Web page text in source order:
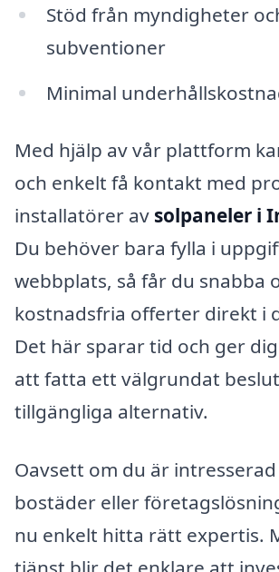
Stöd från myndigheter
subventioner
Minimal
Med hjälp av vår plattform
och enkelt få kontakt med
installatörer av solpaneler i
Du behöver bara fylla i
webbplats, så får du snabba
kostnadsfria offerter direkt i
Det här sparar tid och ger
att fatta ett välgrundat
tillgängliga alternativ.
Oavsett om du är
bostäder eller
nu enkelt hitta rätt expertis.